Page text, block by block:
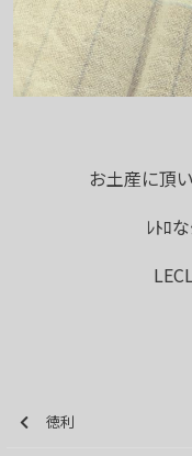
お土産に頂
ﾚﾄﾛ
徳利